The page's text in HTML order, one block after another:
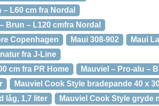
L60 cm fra Nordal
– L120 cmfra Nordal
Copenhagen
Maui 308-902
Maui
fra J-Line
cm fra PR Home
Mauviel – Pro-alu –
Mauviel Cook Style bradepande 40 x
låg, 1,7 liter
Mauviel Cook Style gryde